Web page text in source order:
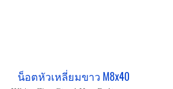
น็อตหัวเหลี่ยมขาว M8x40